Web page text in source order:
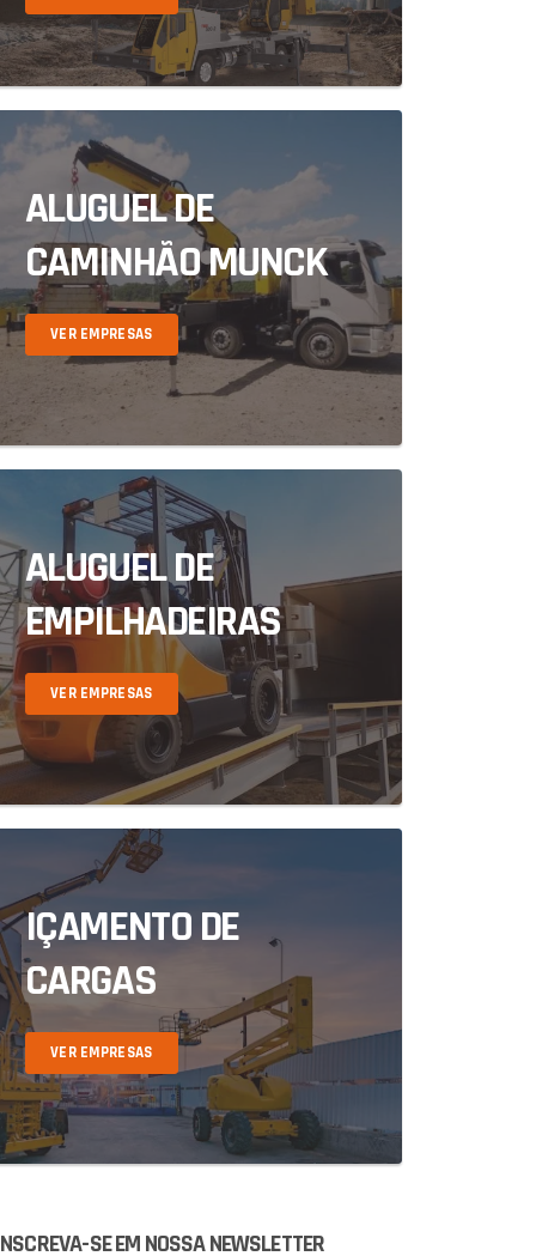
ALUGUEL DE
CAMINHÃO MUNCK
VER EMPRESAS
ALUGUEL DE
EMPILHADEIRAS
VER EMPRESAS
IÇAMENTO DE
CARGAS
VER EMPRESAS
SE EM NOSSA NEWSLETTER